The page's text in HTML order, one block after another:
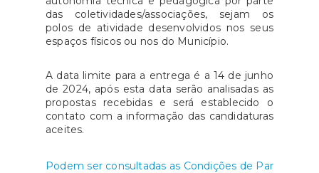
das coletividades/associações, sejam os
polos de atividade desenvolvidos nos seus
espaços físicos ou nos do Município.
A data limite para a entrega é a 14 de junho
de 2024, após esta data serão analisadas as
propostas recebidas e será establecido o
contato com a informação das candidaturas
aceites.
Podem ser consultadas as Condições de Par